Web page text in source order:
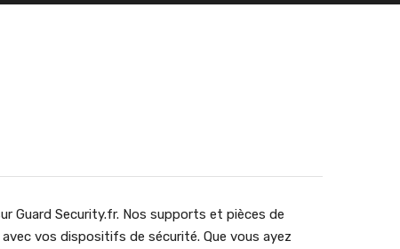
Guard Security.fr. Nos supports et pièces de
vos dispositifs de sécurité. Que vous ayez